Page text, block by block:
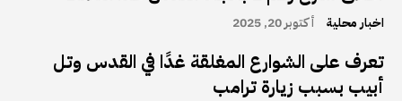
اخبار محلية أكتوبر 20, 2025
تعرف على الشوارع المغلقة غدًا في القدس وتل
أبيب بسبب زيارة ترامب